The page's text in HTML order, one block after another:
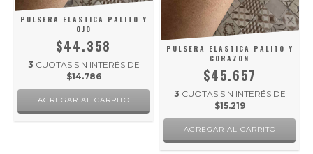
PULSERA ELASTICA PALITO Y
OJO
$44.358
3 CUOTAS SIN INTERÉS DE
$14.786
PULSERA ELASTICA PALITO Y
CORAZON
$45.657
3 CUOTAS SIN INTERÉS DE
$15.219